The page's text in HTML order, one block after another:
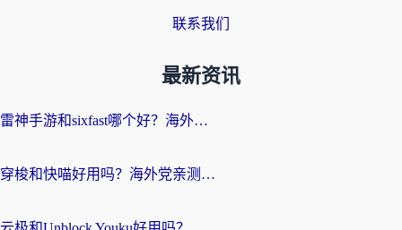
联系我们
最新资讯
雷神手游和sixfast哪个好？海外党亲测3款回国加速器，教你选对不踩坑
穿梭和快喵好用吗？海外党亲测：小众加速器对比+番茄加速器深度体验